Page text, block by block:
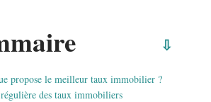
propose le meilleur taux immobilier ?
des taux immobiliers